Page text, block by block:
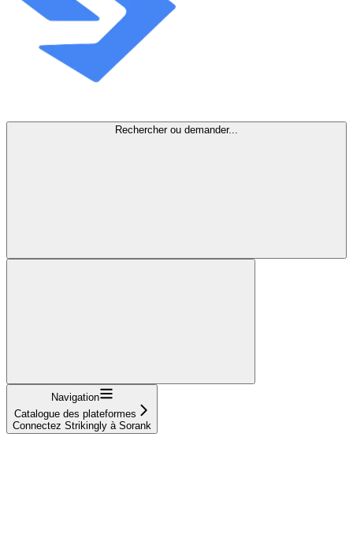
Rechercher ou demander...
Navigation
Catalogue des plateformes
Connectez Strikingly à Sorank